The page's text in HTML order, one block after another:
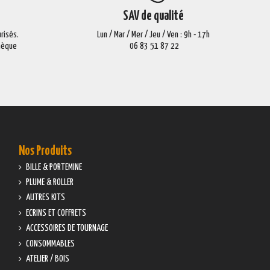
SAV de qualité
Lun / Mar / Mer / Jeu / Ven : 9h - 17h
06 83 51 87 22
Nos Produits
BILLE & PORTEMINE
PLUME & ROLLER
AUTRES KITS
ECRINS ET COFFRETS
ACCESSOIRES DE TOURNAGE
CONSOMMABLES
ATELIER / BOIS